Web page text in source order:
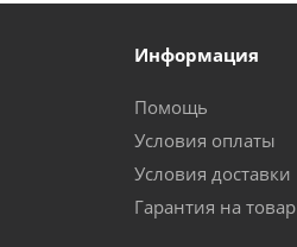
Информация
Помощь
Условия оплаты
Условия доставки
Гарантия на товар